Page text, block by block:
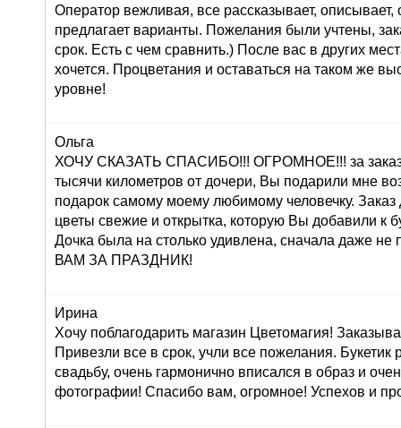
Оператор вежливая, все рассказывает, описывает,
предлагает варианты. Пожелания были учтены,
срок. Есть с чем сравнить.) После вас в других
хочется. Процветания и оставаться на таком же
уровне!
Ольга
ХОЧУ СКАЗАТЬ СПАСИБО!!! ОГРОМНОЕ!!! за заказ
тысячи километров от дочери, Вы подарили мне
подарок самому моему любимому человечку.
цветы свежие и открытка, которую Вы добавили к
Дочка была на столько удивлена, сначала даже
ВАМ ЗА ПРАЗДНИК!
Ирина
Хочу поблагодарить магазин Цветомагия!
Привезли все в срок, учли все пожелания. Букетик
свадьбу, очень гармонично вписался в образ и
фотографии! Спасибо вам, огромное! Успехов и